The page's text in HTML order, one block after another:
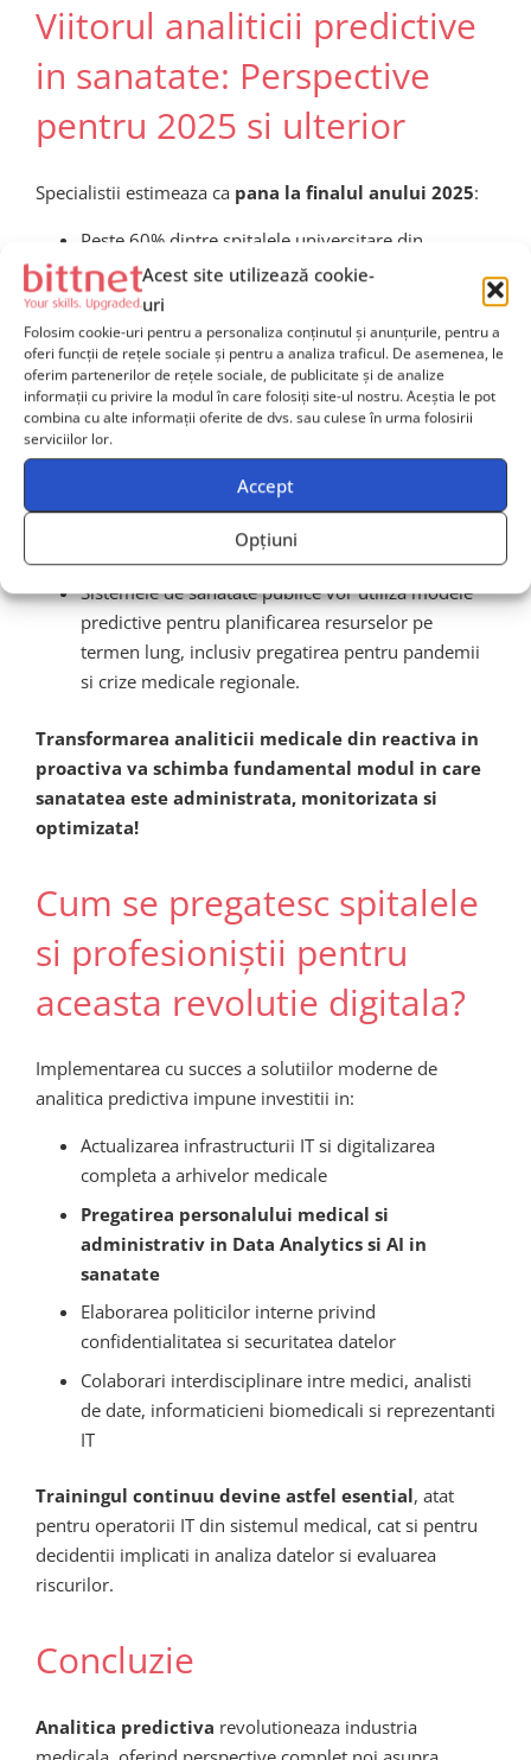
Acest site utilizează cookie-
uri
Folosim cookie-uri pentru a personaliza conținutul și anunțurile, pentru a
oferi funcții de rețele sociale și pentru a analiza traficul. De asemenea, le
oferim partenerilor de rețele sociale, de publicitate și de analize
informații cu privire la modul în care folosiți site-ul nostru. Aceștia le pot
combina cu alte informații oferite de dvs. sau culese în urma folosirii
serviciilor lor.
Accept
Opțiuni
Viitorul analiticii predictive
in sanatate: Perspective
pentru 2025 si ulterior
Specialistii estimeaza ca pana la finalul anului 2025:
Peste 60% dintre spitalele universitare din
economiile avansate vor integra solutii AI
predictive in fluxul decizional clinic si
administrativ.
Combinarea datelor din dosare medicale
electronice, senzori IoT si platforme genetic vor
permite personalizarea tratamentului la un nivel
fara precedent.
Tehnologiile blockchain, combinate cu analitica
procesarea datelor medicale.
Sistemele de sanatate publice vor utiliza modele
predictive pentru planificarea resurselor pe
termen lung, inclusiv pregatirea pentru pandemii
si crize medicale regionale.
Transformarea analiticii medicale din reactiva in
proactiva va schimba fundamental modul in care
sanatatea este administrata, monitorizata si
optimizata!
Cum se pregatesc spitalele
si profesioniștii pentru
aceasta revolutie digitala?
Implementarea cu succes a solutiilor moderne de
analitica predictiva impune investitii in:
Actualizarea infrastructurii IT si digitalizarea
completa a arhivelor medicale
Pregatirea personalului medical si
administrativ in Data Analytics si AI in
sanatate
Elaborarea politicilor interne privind
confidentialitatea si securitatea datelor
Colaborari interdisciplinare intre medici, analisti
de date, informaticieni biomedicali si reprezentanti
IT
Trainingul continuu devine astfel esential, atat
pentru operatorii IT din sistemul medical, cat si pentru
decidentii implicati in analiza datelor si evaluarea
riscurilor.
Concluzie
Analitica predictiva revolutioneaza industria